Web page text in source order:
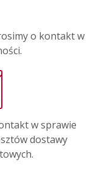
o kontakt w
w sprawie
dostawy